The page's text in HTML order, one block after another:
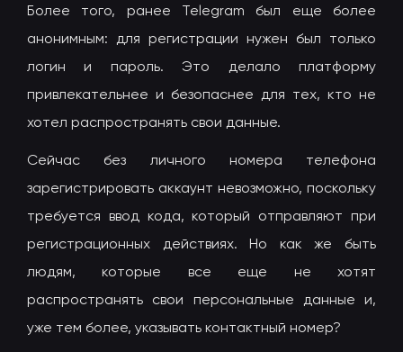
Более того, ранее Telegram был еще более
анонимным: для регистрации нужен был только
логин и пароль. Это делало платформу
привлекательнее и безопаснее для тех, кто не
хотел распространять свои данные.
Сейчас без личного номера телефона
зарегистрировать аккаунт невозможно, поскольку
требуется ввод кода, который отправляют при
регистрационных действиях. Но как же быть
людям, которые все еще не хотят
распространять свои персональные данные и,
уже тем более, указывать контактный номер?